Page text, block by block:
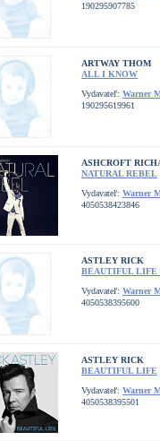
190295907785
ARTWAY THOM
ALL I KNOW
Vydavateľ: Warner
190295619961
ASHCROFT
NATURAL REBEL
Vydavateľ: Warner
4050538423846
ASTLEY RICK
BEAUTIFUL LIFE
Vydavateľ: Warner
4050538395600
ASTLEY RICK
BEAUTIFUL LIFE
Vydavateľ: Warner
4050538395501